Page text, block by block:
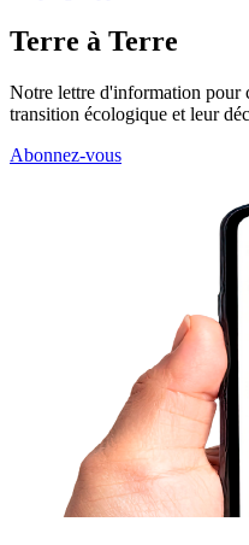
Terre à Terre
Notre lettre d'information pour
transition écologique et leur
Abonnez-vous